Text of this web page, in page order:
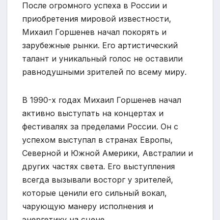
После огромного успеха в России и
приобретения мировой известности,
Михаил Горшенев начал покорять и
зарубежные рынки. Его артистический
талант и уникальный голос не оставили
равнодушными зрителей по всему миру.
В 1990-х годах Михаил Горшенев начал
активно выступать на концертах и
фестивалях за пределами России. Он с
успехом выступал в странах Европы,
Северной и Южной Америки, Австралии и
других частях света. Его выступления
всегда вызывали восторг у зрителей,
которые ценили его сильный вокал,
чарующую манеру исполнения и